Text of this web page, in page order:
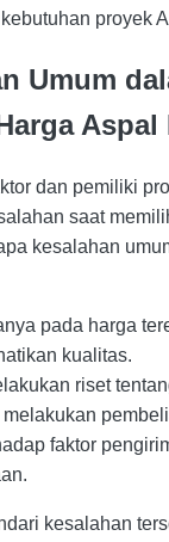
proyek
Umum
Aspal
dan pemiliki
saat
kesalahan
pada harga
kualitas.
riset
faktor
kesalahan